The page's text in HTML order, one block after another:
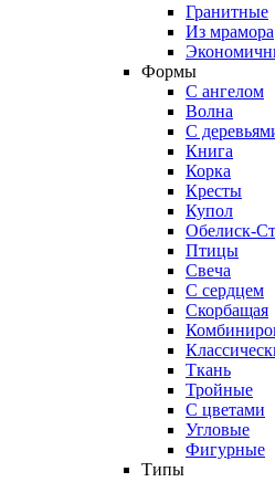
Гранитные
Из мрамора
Формы
С ангелом
Волна
С
Книга
Корка
Кресты
Купол
Обелиск-
Птицы
Свеча
С сердцем
Скорбащая
Ткань
Тройные
С цветами
Угловые
Фигурные
Типы